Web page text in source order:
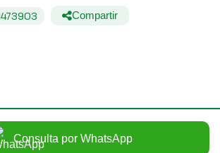
Compartir
Consulta por WhatsApp